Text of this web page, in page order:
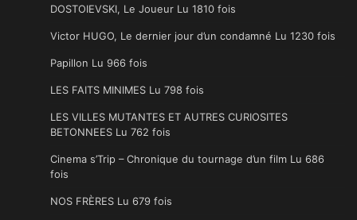
DOSTOIEVSKI, Le Joueur Lu 1810 fois
Victor HUGO, Le dernier jour d’un condamné Lu 1230 fois
Papillon Lu 966 fois
LES FAITS MINIMES Lu 798 fois
LES VILLES MUTANTES ET AUTRES CURIOSITES
BETONNEES Lu 762 fois
Cinema s’Trip – Chronique du tournage d’un film Lu 686
fois
NOS FRÈRES Lu 679 fois